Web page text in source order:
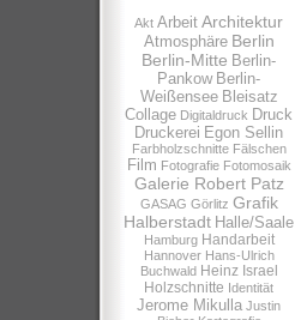
Akt Arbeit Architektur
Atmosphäre Berlin
Berlin-Mitte Berlin-
Pankow Berlin-
Weißensee Bleisatz
Collage Digitaldruck Druck
Druckerei Egon Sellin
Farbholzschnitte Fälschen
Film Fotografie Fotomosaik
Galerie Robert Patz
GASAG Görlitz Grafik
Halberstadt Halle/Saale
Hamburg Handarbeit
Hannover Hans-Ulrich
Buchwald Heinz Israel
Holzschnitte Identität
Jerome Mikulla Justin